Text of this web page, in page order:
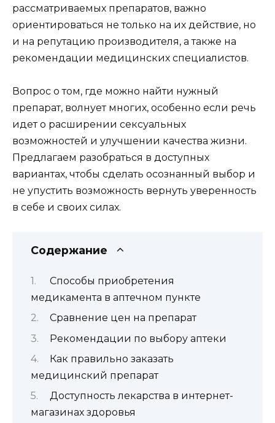
рассматриваемых препаратов, важно
ориентироваться не только на их действие, но
и на репутацию производителя, а также на
рекомендации медицинских специалистов.
Вопрос о том, где можно найти нужный
препарат, волнует многих, особенно если речь
идет о расширении сексуальных
возможностей и улучшении качества жизни.
Предлагаем разобраться в доступных
вариантах, чтобы сделать осознанный выбор и
не упустить возможность вернуть уверенность
в себе и своих силах.
Содержание
Способы приобретения
медикамента в аптечном пункте
Сравнение цен на препарат
Рекомендации по выбору аптеки
Как правильно заказать
медицинский препарат
Доступность лекарства в интернет-
магазинах здоровья